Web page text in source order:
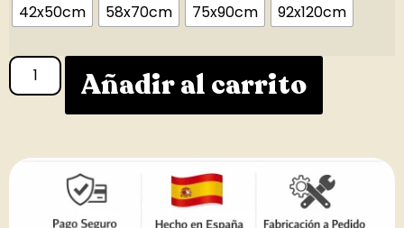
42x50cm 58x70cm 75x90cm 92x120cm
Añadir al carrito